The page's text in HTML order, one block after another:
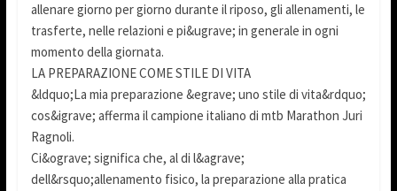
allenare giorno per giorno durante il riposo, gli allenamenti, le
trasferte, nelle relazioni e pi&ugrave; in generale in ogni
momento della giornata.
LA PREPARAZIONE COME STILE DI VITA
&ldquo;La mia preparazione &egrave; uno stile di vita&rdquo;
cos&igrave; afferma il campione italiano di mtb Marathon Juri
Ragnoli.
Ci&ograve; significa che, al di l&agrave;
dell&rsquo;allenamento fisico, la preparazione alla pratica